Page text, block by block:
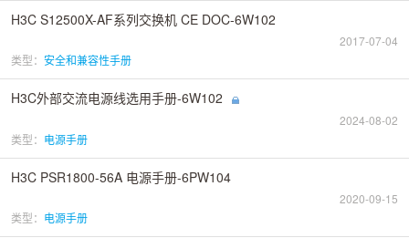
H3C S12500X-AF系列交换机 CE DOC-6W102
2017-07-04
类型： 安全和兼容性手册
H3C外部交流电源线选用手册-6W102
2024-08-02
类型： 电源手册
H3C PSR1800-56A 电源手册-6PW104
2020-09-15
类型： 电源手册